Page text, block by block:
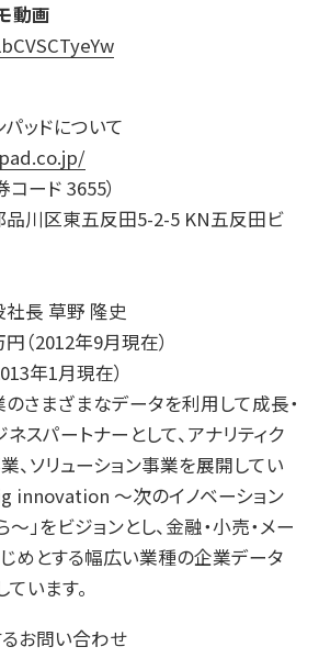
動画
ッドについて
コード 3655）
品川区東五反田5-2-5 KN五反田ビ
社長 草野 隆史
（2012年9月現在）
年1月現在）
さまざまなデータを利用して成長・
スパートナーとして、アナリティク
、ソリューション事業を展開してい
innovation 〜次のイノベーション
」をビジョンとし、金融・小売・メー
めとする幅広い業種の企業データ
います。
お問い合わせ